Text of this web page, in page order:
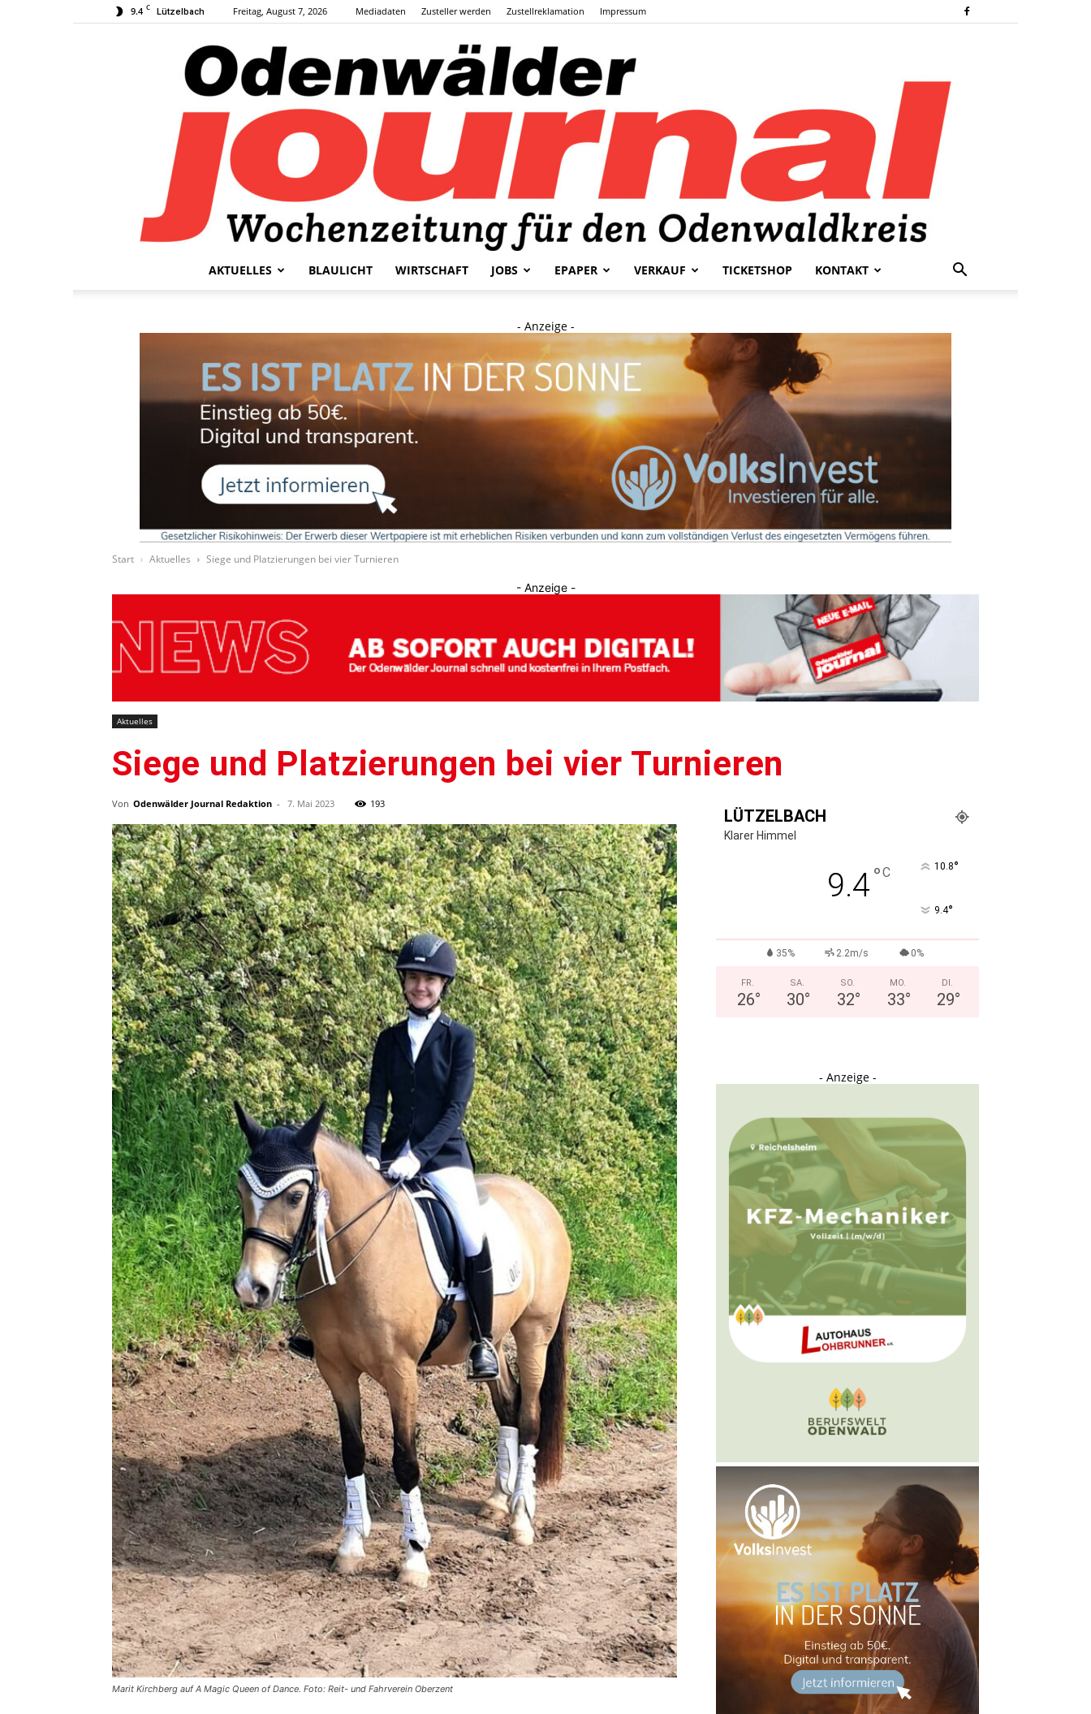
9.4 C Lützelbach Freitag, August 7, 2026 Mediadaten Zusteller werden Zustellreklamation Impressum
AKTUELLES BLAULICHT WIRTSCHAFT JOBS EPAPER VERKAUF TICKETSHOP KONTAKT
- Anzeige -
Start Aktuelles Siege und Platzierungen bei vier Turnieren
- Anzeige -
Aktuelles
Siege und Platzierungen bei vier Turnieren
Von Odenwälder Journal Redaktion - 7. Mai 2023 193
Marit Kirchberg auf A Magic Queen of Dance. Foto: Reit- und Fahrverein Oberzent
LÜTZELBACH
Klarer Himmel
9.4°C 10.8°
9.4°
35% 2.2m/s 0%
FR.
26°
SA.
30°
SO.
32°
MO.
33°
DI.
29°
- Anzeige -